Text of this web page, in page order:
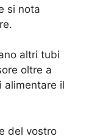
si nota
altri tubi
oltre a
alimentare il
del vostro